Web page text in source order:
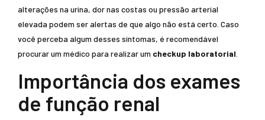
alterações na urina, dor nas costas ou pressão arterial
elevada podem ser alertas de que algo não está certo. Caso
você perceba algum desses sintomas, é recomendável
procurar um médico para realizar um checkup laboratorial
Importância dos exames
de função renal